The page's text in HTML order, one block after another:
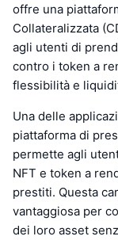
offre una
Collateralizzata
agli utenti di
contro i token a
flessibilità e
Una delle
piattaforma di
permette agli
NFT e token a
prestiti. Questa
vantaggiosa per
dei loro asset